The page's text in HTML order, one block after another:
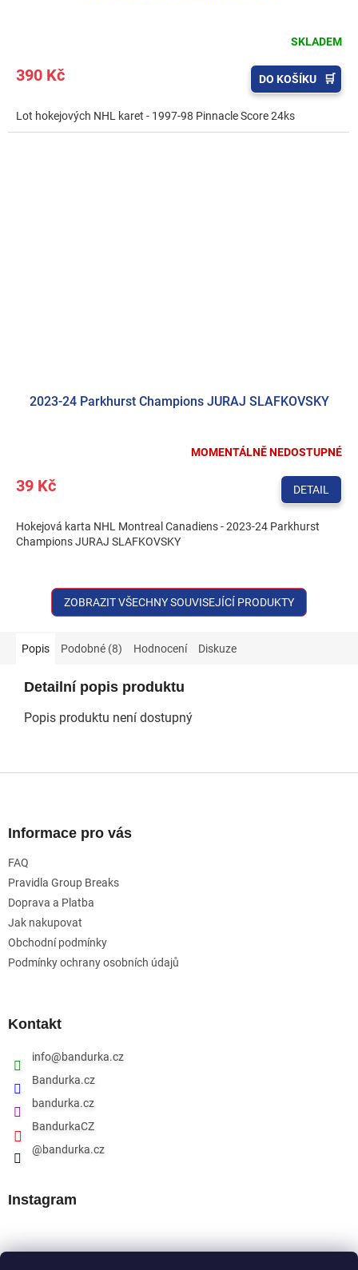
SKLADEM
390 Kč DO KOŠÍKU
Lot hokejových NHL karet - 1997-98 Pinnacle Score 24ks
2023-24 Parkhurst Champions JURAJ SLAFKOVSKY
MOMENTÁLNĚ NEDOSTUPNÉ
39 Kč DETAIL
Hokejová karta NHL Montreal Canadiens - 2023-24 Parkhurst
Champions JURAJ SLAFKOVSKY
ZOBRAZIT VŠECHNY SOUVISEJÍCÍ PRODUKTY
Popis Podobné (8) Hodnocení Diskuze
Detailní popis produktu
Popis produktu není dostupný
Informace pro vás
FAQ
Pravidla Group Breaks
Doprava a Platba
Jak nakupovat
Obchodní podmínky
Podmínky ochrany osobních údajů
Kontakt
info@bandurka.cz
Bandurka.cz
bandurka.cz
BandurkaCZ
@bandurka.cz
Instagram